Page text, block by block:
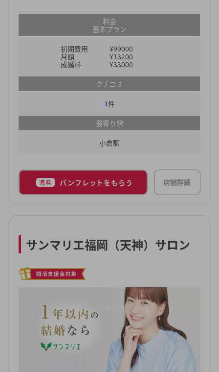
料金
基本プラン
初期費用
¥99000
月額
¥13200
成婚料
¥33000
クチコミ
1件
最寄り駅
小倉駅
無料 パンフレットをもらう 店舗詳細
サンマリエ福岡（天神）サロン